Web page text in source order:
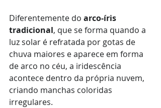
Diferentemente do arco-íris
tradicional, que se forma quando a
luz solar é refratada por gotas de
chuva maiores e aparece em forma
de arco no céu, a iridescência
acontece dentro da própria nuvem,
criando manchas coloridas
irregulares.